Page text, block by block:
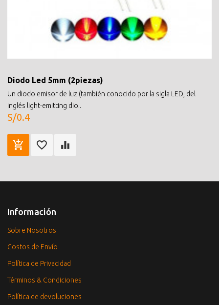
Diodo Led 5mm (2piezas)
Un diodo emisor de luz (también conocido por la sigla LED, del
inglés light-emitting dio..
S/0.4
Información
Sobre Nosotros
Costos de Envío
Política de Privacidad
Términos & Condiciones
Política de devoluciones